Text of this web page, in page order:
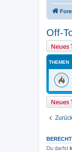
Off-
Neues
THEMEN
Neues
Du darfst